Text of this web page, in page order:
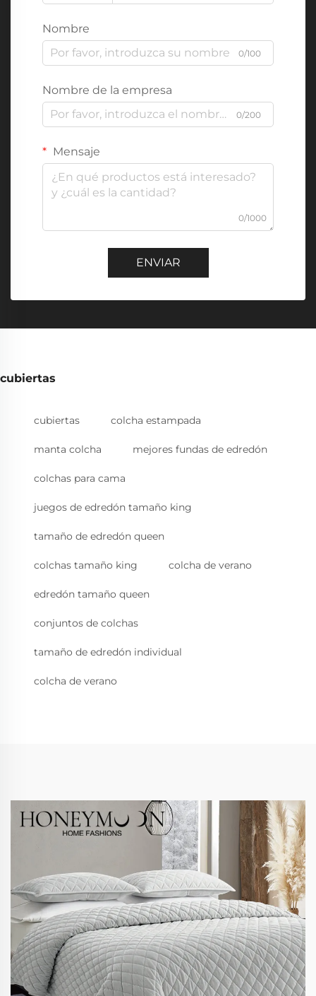
Nombre
0/100
Nombre de la empresa
0/200
Mensaje
0/1000
ENVIAR
cubiertas
cubiertas colcha estampada
manta colcha mejores fundas de edredón
colchas para cama
juegos de edredón tamaño king
tamaño de edredón queen
colchas tamaño king colcha de verano
edredón tamaño queen
conjuntos de colchas
tamaño de edredón individual
colcha de verano